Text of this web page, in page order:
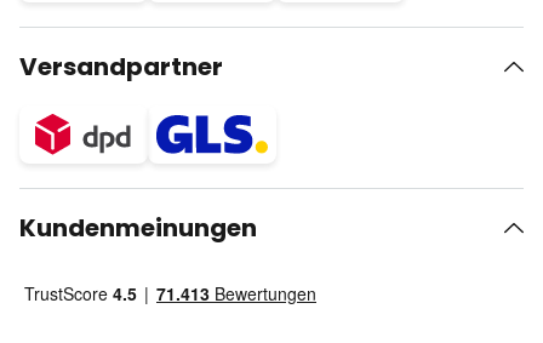
Versandpartner
Kundenmeinungen